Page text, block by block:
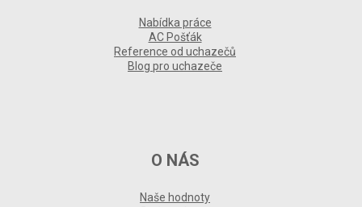
Nabídka práce
AC Pošťák
Reference od uchazečů
Blog pro uchazeče
O NÁS
Naše hodnoty